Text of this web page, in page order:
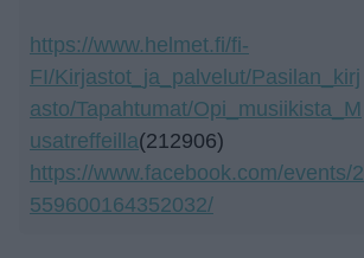
https://www.helmet.fi/fi-
FI/Kirjastot_ja_palvelut/Pasilan_kirj
asto/Tapahtumat/Opi_musiikista_M
usatreffeilla(212906)
https://www.facebook.com/events/2
559600164352032/